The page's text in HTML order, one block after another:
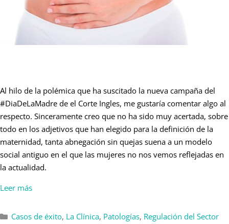
Al hilo de la polémica que ha suscitado la nueva campaña del
#DiaDeLaMadre de el Corte Ingles, me gustaría comentar algo al
respecto. Sinceramente creo que no ha sido muy acertada, sobre
todo en los adjetivos que han elegido para la definición de la
maternidad, tanta abnegación sin quejas suena a un modelo
social antiguo en el que las mujeres no nos vemos reflejadas en
la actualidad.
Leer más
Casos de éxito, La Clínica, Patologías, Regulación del Sector